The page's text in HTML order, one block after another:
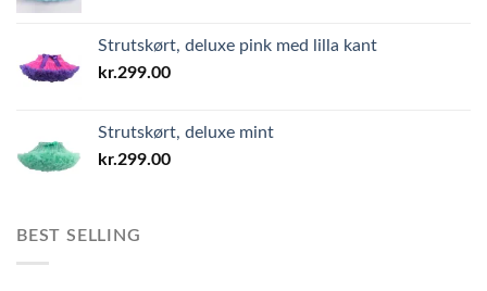
Strutskørt, deluxe pink med lilla kant
kr.299.00
Strutskørt, deluxe mint
kr.299.00
BEST SELLING